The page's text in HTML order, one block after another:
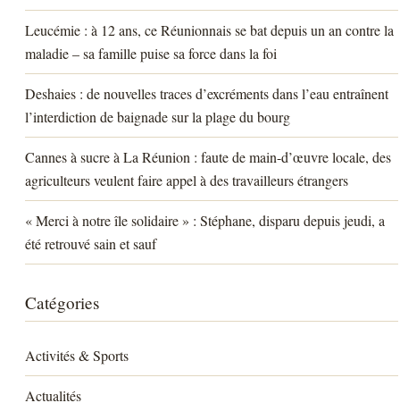
Leucémie : à 12 ans, ce Réunionnais se bat depuis un an contre la
maladie – sa famille puise sa force dans la foi
Deshaies : de nouvelles traces d’excréments dans l’eau entraînent
l’interdiction de baignade sur la plage du bourg
Cannes à sucre à La Réunion : faute de main-d’œuvre locale, des
agriculteurs veulent faire appel à des travailleurs étrangers
« Merci à notre île solidaire » : Stéphane, disparu depuis jeudi, a
été retrouvé sain et sauf
Catégories
Activités & Sports
Actualités